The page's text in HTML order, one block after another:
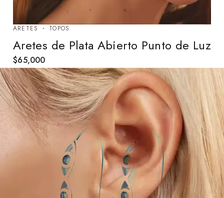
ARETES TOPOS
Aretes de Plata Abierto Punto de Luz
$65,000